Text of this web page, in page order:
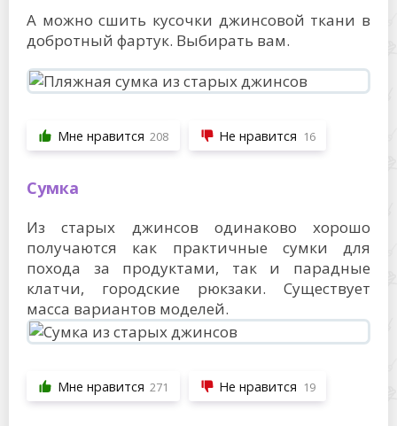
А можно сшить кусочки джинсовой ткани в
добротный фартук. Выбирать вам.
Мне нравится 208 Не нравится 16
Сумка
Из старых джинсов одинаково хорошо
получаются как практичные сумки для
похода за продуктами, так и парадные
клатчи, городские рюкзаки. Существует
масса вариантов моделей.
Мне нравится 271 Не нравится 19